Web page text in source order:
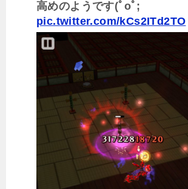
高めのようです(ﾟoﾟ;
pic.twitter.com/kCs2ITd2TO